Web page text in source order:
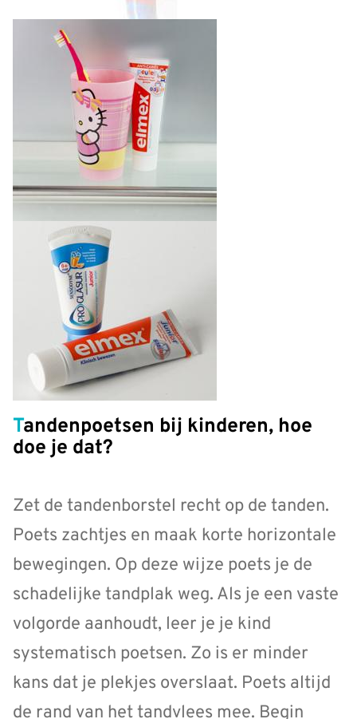
Tandenpoetsen bij kinderen, hoe
doe je dat?
Zet de tandenborstel recht op de tanden.
Poets zachtjes en maak korte horizontale
bewegingen. Op deze wijze poets je de
schadelijke tandplak weg. Als je een vaste
volgorde aanhoudt, leer je je kind
systematisch poetsen. Zo is er minder
kans dat je plekjes overslaat. Poets altijd
de rand van het tandvlees mee. Begin